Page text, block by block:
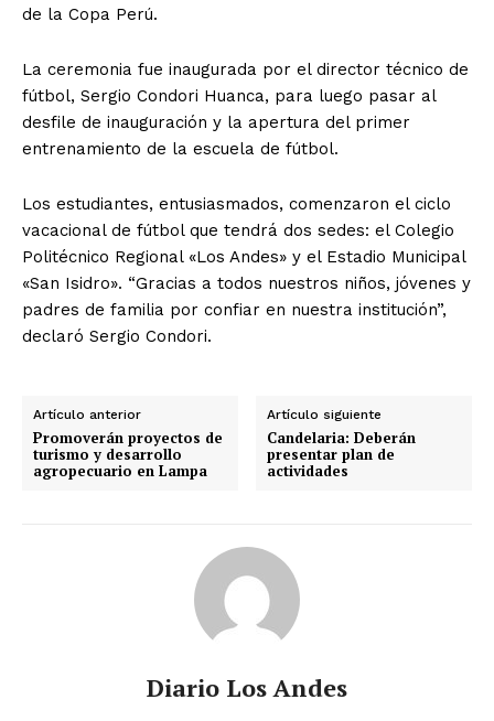
de la Copa Perú.
La ceremonia fue inaugurada por el director técnico de
fútbol, Sergio Condori Huanca, para luego pasar al
desfile de inauguración y la apertura del primer
entrenamiento de la escuela de fútbol.
Los estudiantes, entusiasmados, comenzaron el ciclo
vacacional de fútbol que tendrá dos sedes: el Colegio
Politécnico Regional «Los Andes» y el Estadio Municipal
«San Isidro». “Gracias a todos nuestros niños, jóvenes y
padres de familia por confiar en nuestra institución”,
declaró Sergio Condori.
Artículo anterior
Promoverán proyectos de
turismo y desarrollo
agropecuario en Lampa
Artículo siguiente
Candelaria: Deberán
presentar plan de
actividades
Diario Los Andes